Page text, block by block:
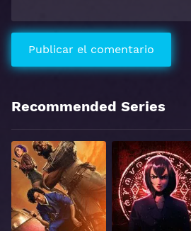
Recommended Series